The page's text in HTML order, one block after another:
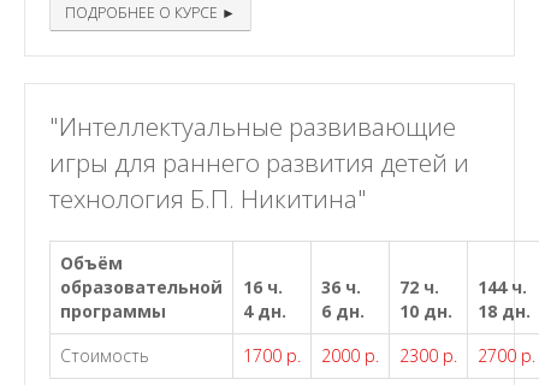
ПОДРОБНЕЕ О КУРСЕ ►
"Интеллектуальные развивающие
игры для раннего развития детей и
технология Б.П. Никитина"
Объём
образовательной
программы
16 ч.
4 дн.
36 ч.
6 дн.
72 ч.
10 дн.
144 ч.
18 дн.
Стоимость
1700 р. 2000 р. 2300 р. 2700 р.